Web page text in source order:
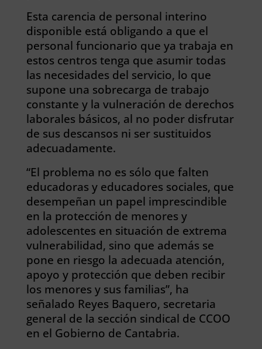
Esta carencia de personal interino
disponible está obligando a que el
personal funcionario que ya trabaja en
estos centros tenga que asumir todas
las necesidades del servicio, lo que
supone una sobrecarga de trabajo
constante y la vulneración de derechos
laborales básicos, al no poder disfrutar
de sus descansos ni ser sustituidos
adecuadamente.
“El problema no es sólo que falten
educadoras y educadores sociales, que
desempeñan un papel imprescindible
en la protección de menores y
adolescentes en situación de extrema
vulnerabilidad, sino que además se
pone en riesgo la adecuada atención,
apoyo y protección que deben recibir
los menores y sus familias”, ha
señalado Reyes Baquero, secretaria
general de la sección sindical de CCOO
en el Gobierno de Cantabria.